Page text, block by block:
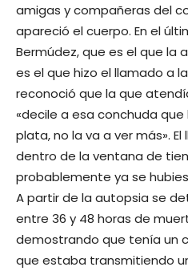
amigas y compañeras del
apareció el cuerpo. En el
Bermúdez, que es el que la
es el que hizo el llamado a
reconoció que la que
«decile a esa conchuda
plata, no la va a ver más».
dentro de la ventana de
probablemente ya se
A partir de la autopsia se
entre 36 y 48 horas de
demostrando que tenía un
que estaba transmitiendo